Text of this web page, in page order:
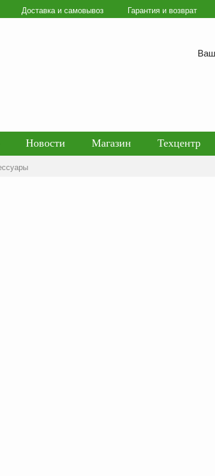
Доставка и самовывоз Гарантия и возврат
Новости Магазин
Техцентр